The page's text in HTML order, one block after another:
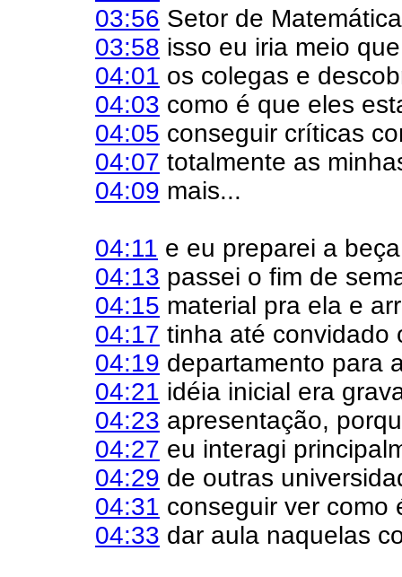
03:56 Setor de
03:58 isso eu iria meio
04:01 os colegas e
04:03 como é que eles
04:05 conseguir críticas
04:07 totalmente as
04:09 mais...
04:11 e eu preparei a
04:13 passei o fim de
04:15 material pra ela e
04:17 tinha até convidado
04:19 departamento para
04:21 idéia inicial era
04:23 apresentação,
04:27 eu interagi
04:29 de outras
04:31 conseguir ver como
04:33 dar aula naquelas